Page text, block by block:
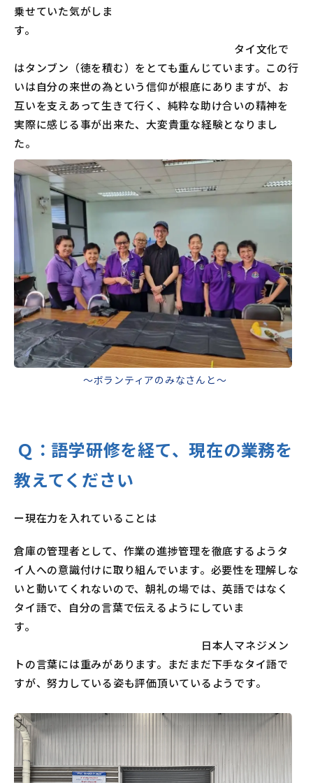
乗せていた気がしま
す。
タイ文化で
はタンブン（徳を積む）をとても重んじています。この行
いは自分の来世の為という信仰が根底にありますが、お
互いを支えあって生きて行く、純粋な助け合いの精神を
実際に感じる事が出来た、大変貴重な経験となりまし
た。
～ボランティアのみなさんと～
Ｑ： 語学研修を経て、現在の業務を
教えてください
ー現在力を入れていることは
倉庫の管理者として、作業の進捗管理を徹底するようタ
イ人への意識付けに取り組んでいます。必要性を理解しな
いと動いてくれないので、朝礼の場では、英語ではなく
タイ語で、自分の言葉で伝えるようにしていま
す。
日本人マネジメン
トの言葉には重みがあります。まだまだ下手なタイ語で
すが、努力している姿も評価頂いているようです。